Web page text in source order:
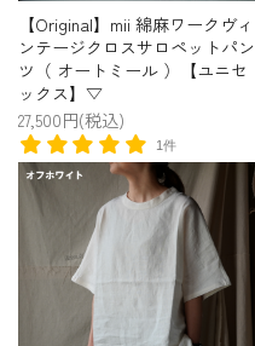
【Original】mii 綿麻ワークヴィ
ンテージクロスサロペットパン
ツ（ オートミール ）【ユニセ
ックス】▽
27,500円(税込)
1件